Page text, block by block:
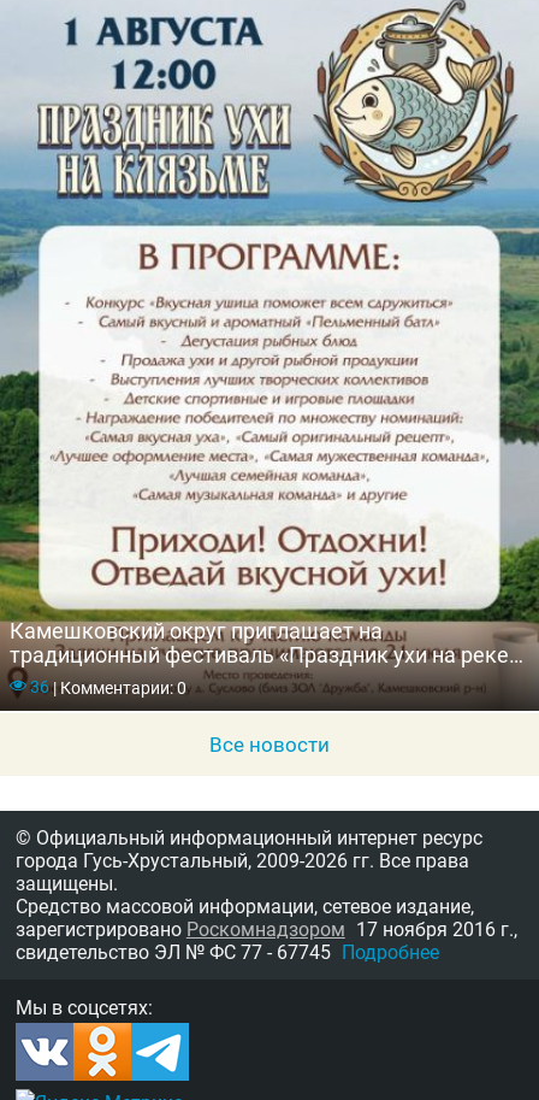
Камешковский округ приглашает на
традиционный фестиваль «Праздник ухи на реке
Клязьме»
36|Комментарии: 0
Все новости
© Официальный информационный интернет ресурс
города Гусь-Хрустальный, 2009-2026 гг. Все права
защищены.
Средство массовой информации, сетевое издание,
зарегистрировано Роскомнадзором 17 ноября 2016 г.,
свидетельство ЭЛ № ФС 77 - 67745 Подробнее
Мы в соцсетях: